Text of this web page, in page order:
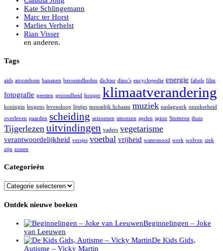
Kate Schlingemann
Marc ter Horst
Marlies Verhelst
Rian Visser
en anderen.
Tags
aids atoombom bananen beroemdheden dichter dino’s encyclopedie energie fabels film
fotografie geesten gezondheid honger klimaatverandering
koningin leugens levensloop lijstjes menselijk lichaam muziek naslagwerk onzekerheid
overleven paarden scheiding seizoenen smoezen spelen spion Stotteren thuis
Tijgerlezen uitvindingen vaders vegetarisme
verantwoordelijkheid versjes voetbal vrijheid watersnood werk wolven ziek
zijn zonen
Categorieën
Categorieën
Ontdek nieuwe boeken
Beginnelingen – Joke
van Leeuwen
De Kids Gids,
Autisme – Vicky Martin